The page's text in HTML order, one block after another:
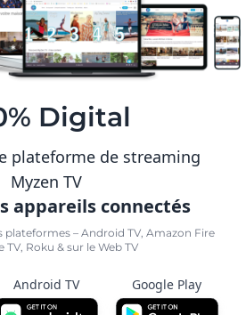
Digital
plateforme de streaming
Myzen TV
appareils connectés
plateformes – Android TV, Amazon Fire
TV, Roku & sur le Web TV
Android TV Google Play